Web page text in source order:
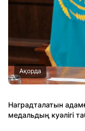
Ақорда
Наградталатын
медальдың куәлігі